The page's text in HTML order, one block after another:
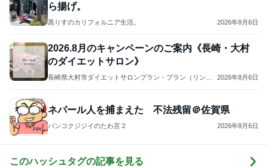
ら揚げ。
黒りすのカリフォルニア生活。 2026年8月6日
2026.8月のキャンペーンのご案内《長崎・大村
のダイエットサロン》
長崎県大村市ダイエットサロンプラン・プラン（リンパ
2026年8月6日
ネパール人を捕まえた 不法残留＠佐賀県
バンコクジジイのたわ言２ 2026年8月6日
このハッシュタグの記事を見る